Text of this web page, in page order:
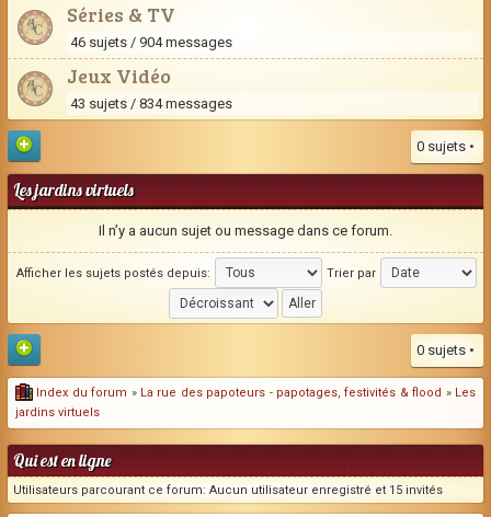
Séries & TV
46 sujets / 904 messages
Jeux Vidéo
43 sujets / 834 messages
0 sujets •
Les jardins virtuels
Il n’y a aucun sujet ou message dans ce forum.
Afficher les sujets postés depuis: Trier par
0 sujets •
Index du forum » La rue des papoteurs - papotages, festivités & flood » Les
jardins virtuels
Qui est en ligne
Utilisateurs parcourant ce forum: Aucun utilisateur enregistré et 15 invités